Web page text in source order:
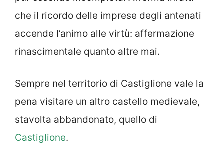
che il ricordo delle imprese degli antenati
accende l’animo alle virtù: affermazione
rinascimentale quanto altre mai.
Sempre nel territorio di Castiglione vale la
pena visitare un altro castello medievale,
stavolta abbandonato, quello di
Castiglione.